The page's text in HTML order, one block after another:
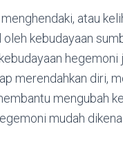
atau
kebudayaan
merendahkan diri,
mengubah
mudah